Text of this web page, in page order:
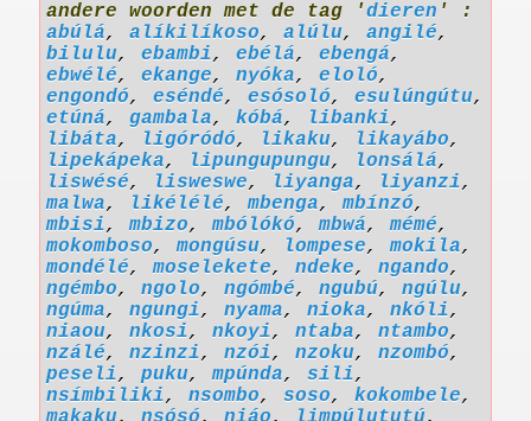
andere woorden met de tag 'dieren ' :
abúlá, alíkilíkoso, alúlu, angilé,
bilulu, ebambi, ebélá, ebengá,
ebwélé, ekange, nyóka, eloló,
engondó, eséndé, esósoló, esulúngútu,
etúná, gambala, kóbá, libanki,
libáta, ligóródó, likaku, likayábo,
lipekápeka, lipungupungu, lonsálá,
liswésé, lisweswe, liyanga, liyanzi,
malwa, likélélé,mbenga,mbínzó,
mbisi,mbizo,mbólókó,mbwá,mémé,
mokomboso,mongúsu, lompese,mokila,
mondélé,moselekete, ndeke, ngando,
ngémbo, ngolo, ngómbé, ngubú, ngúlu,
ngúma, ngungi, nyama, nioka, nkóli,
niaou, nkosi, nkoyi, ntaba, ntambo,
nzálé, nzinzi, nzói, nzoku, nzombó,
peseli, puku,mpúnda, sili,
nsímbiliki, nsombo, soso, kokombele,